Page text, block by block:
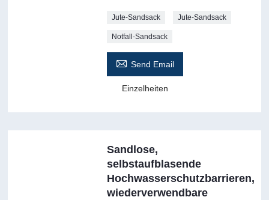
Jute-Sandsack Jute-Sandsack
Notfall-Sandsack
 Send Email
Einzelheiten
Sandlose,
selbstaufblasende
Hochwasserschutzbarrieren,
wiederverwendbare